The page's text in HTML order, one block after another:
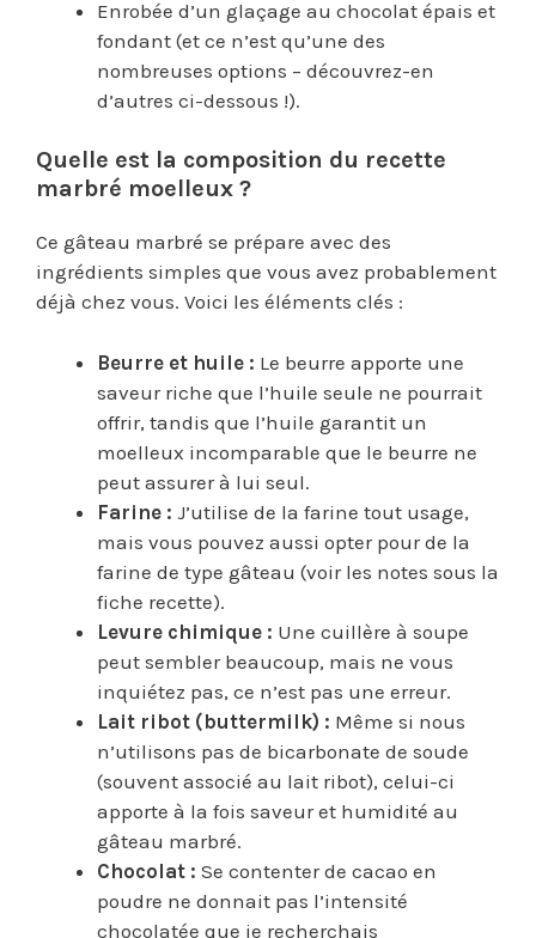
Enrobée d’un glaçage au chocolat épais et
fondant (et ce n’est qu’une des
nombreuses options – découvrez-en
d’autres ci-dessous !).
Quelle est la composition du recette
marbré moelleux ?
Ce gâteau marbré se prépare avec des
ingrédients simples que vous avez probablement
déjà chez vous. Voici les éléments clés :
Beurre et huile : Le beurre apporte une
saveur riche que l’huile seule ne pourrait
offrir, tandis que l’huile garantit un
moelleux incomparable que le beurre ne
peut assurer à lui seul.
Farine : J’utilise de la farine tout usage,
mais vous pouvez aussi opter pour de la
farine de type gâteau (voir les notes sous la
fiche recette).
Levure chimique : Une cuillère à soupe
peut sembler beaucoup, mais ne vous
inquiétez pas, ce n’est pas une erreur.
Lait ribot (buttermilk) : Même si nous
n’utilisons pas de bicarbonate de soude
(souvent associé au lait ribot), celui-ci
apporte à la fois saveur et humidité au
gâteau marbré.
Chocolat : Se contenter de cacao en
poudre ne donnait pas l’intensité
chocolatée que je recherchais